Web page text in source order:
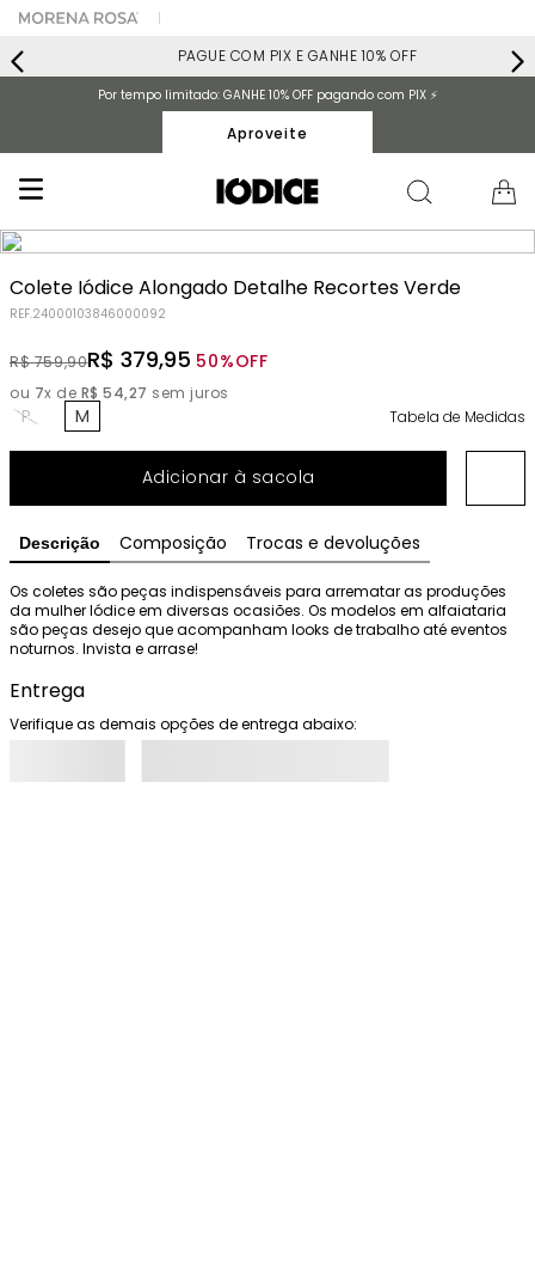
PAGUE COM PIX E GANHE 10% OFF
Por tempo limitado: GANHE 10% OFF pagando com PIX ⚡️
Aproveite
Colete Iódice Alongado Detalhe Recortes Verde
REF.24000103846000092
R$ 759,90R$ 379,95 50%OFF
ou 7x de R$ 54,27 sem juros
P M Tabela de Medidas
Adicionar à sacola
Descrição Composição Trocas e devoluções
Os coletes são peças indispensáveis para arrematar as produções
da mulher Iódice em diversas ocasiões. Os modelos em alfaiataria
são peças desejo que acompanham looks de trabalho até eventos
noturnos. Invista e arrase!
Entrega
Verifique as demais opções de entrega abaixo: